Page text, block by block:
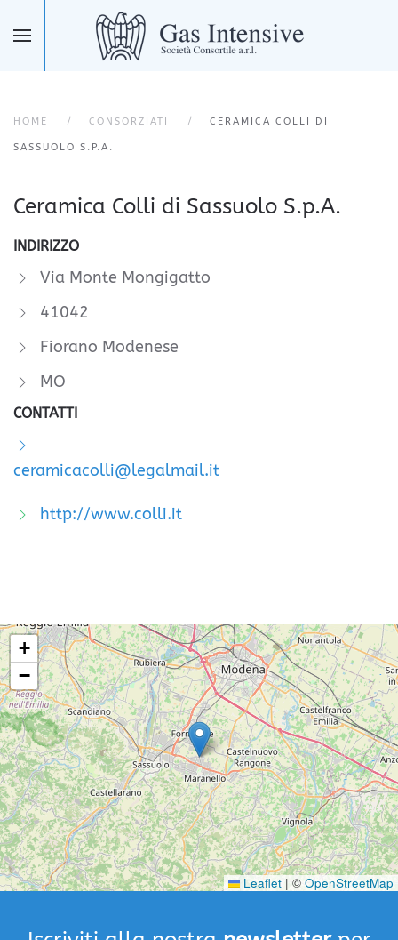
Skip to main content
HOME CONSORZIATI CERAMICA COLLI DI
SASSUOLO S.P.A.
Ceramica Colli di Sassuolo S.p.A.
INDIRIZZO
Via Monte Mongigatto
41042
Fiorano Modenese
MO
CONTATTI
ceramicacolli@legalmail.it
http://www.colli.it
+
−
Leaflet | © OpenStreetMap